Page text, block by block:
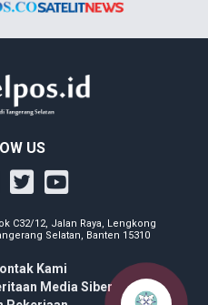
US
C32/12, Jalan Raya, Lengkong
Selatan, Banten 15310
Kami
Media Siber